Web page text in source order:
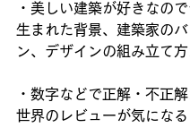
・美しい建築が好きなの
生まれた背景、建築家の
ン、デザインの組み立て
・数字などで正解・不正
世界のレビューが気になる